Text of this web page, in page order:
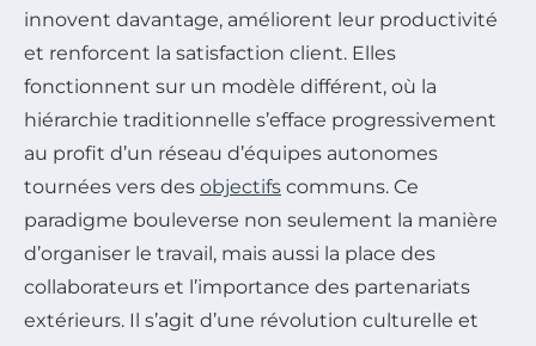
innovent davantage, améliorent leur productivité
et renforcent la satisfaction client. Elles
fonctionnent sur un modèle différent, où la
hiérarchie traditionnelle s’efface progressivement
au profit d’un réseau d’équipes autonomes
tournées vers des objectifs communs. Ce
paradigme bouleverse non seulement la manière
d’organiser le travail, mais aussi la place des
collaborateurs et l’importance des partenariats
extérieurs. Il s’agit d’une révolution culturelle et